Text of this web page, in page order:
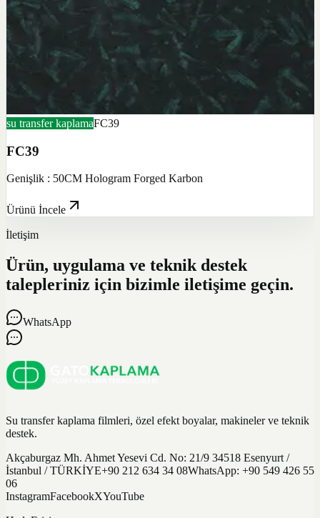
su transfer kaplamaFC39
FC39
Genişlik : 50CM Hologram Forged Karbon
Ürünü İncele
İletişim
Ürün, uygulama ve teknik destek
talepleriniz için bizimle iletişime geçin.
WhatsApp
Su transfer kaplama filmleri, özel efekt boyalar, makineler ve teknik
destek.
Akçaburgaz Mh. Ahmet Yesevi Cd. No: 21/9 34518 Esenyurt /
İstanbul / TÜRKİYE+90 212 634 34 08WhatsApp: +90 549 426 55
06
InstagramFacebookXYouTube